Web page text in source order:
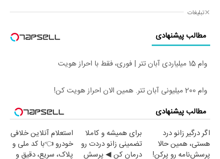
تبلیغات
مطالب پیشنهادی
وام 15 میلیاردی آبان تتر | فوری، فقط با احراز هویت
وام 200 میلیونی آبان تتر. همین الان احراز هویت کن!
مطالب پیشنهادی
اگر درگیر زانو درد
هستی، همین حالا
پرسش‌نامه رو پرکن!
برای همیشه و کاملا
تضمینی زانو دردت رو
درمان کن ◀ پرسش
استعلام آنلاین خلافی
خودرو 👈با کد ملی و
پلاک، سریع، دقیق و